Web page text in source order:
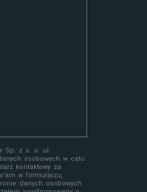
Sp. z o. o. ul.
osobowych w celu
kontaktowy za
am w formularzu,
danych osobowych